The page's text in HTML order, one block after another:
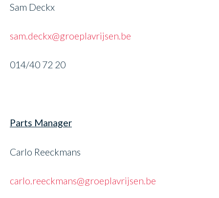
Sam Deckx
sam.deckx@groeplavrijsen.be
014/40 72 20
Parts Manager
Carlo Reeckmans
carlo.reeckmans@groeplavrijsen.be